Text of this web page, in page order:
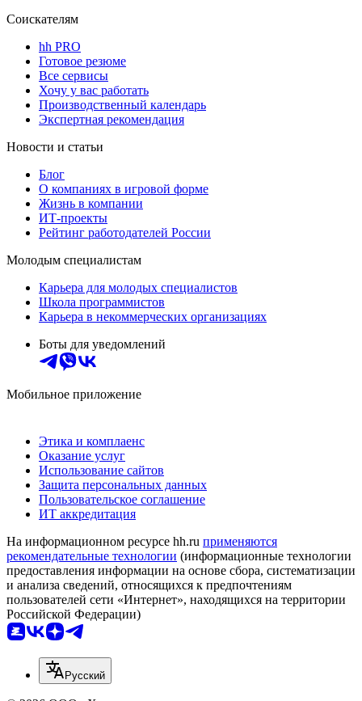
Соискателям
hh PRO
Готовое резюме
Все сервисы
Хочу у вас работать
Производственный календарь
Экспертная рекомендация
Новости и статьи
Блог
О компаниях в игровой форме
Жизнь в компании
ИТ-проекты
Рейтинг работодателей России
Молодым специалистам
Карьера для молодых специалистов
Школа программистов
Карьера в некоммерческих организациях
Боты для уведомлений
Мобильное приложение
Этика и комплаенс
Оказание услуг
Использование сайтов
Защита персональных данных
Пользовательское соглашение
ИТ аккредитация
На информационном ресурсе hh.ru применяются
рекомендательные технологии (информационные технологии
предоставления информации на основе сбора, систематизации
и анализа сведений, относящихся к предпочтениям
пользователей сети «Интернет», находящихся на территории
Российской Федерации)
Русский